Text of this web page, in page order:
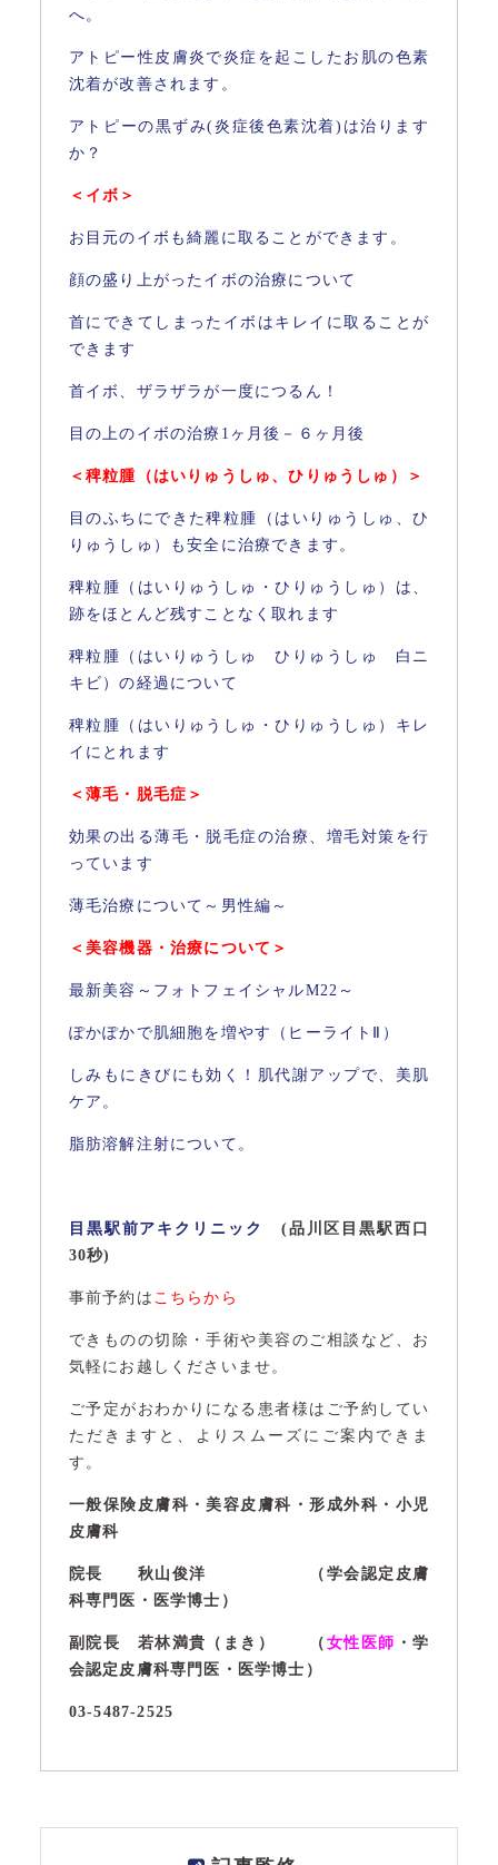
へ。
アトピー性皮膚炎で炎症を起こしたお肌の色素
沈着が改善されます。
アトピーの黒ずみ(炎症後色素沈着)は治ります
か？
＜イボ＞
お目元のイボも綺麗に取ることができます。
顔の盛り上がったイボの治療について
首にできてしまったイボはキレイに取ることが
できます
首イボ、ザラザラが一度につるん！
目の上のイボの治療1ヶ月後－６ヶ月後
＜稗粒腫（はいりゅうしゅ、ひりゅうしゅ）＞
目のふちにできた稗粒腫（はいりゅうしゅ、ひ
りゅうしゅ）も安全に治療できます。
稗粒腫（はいりゅうしゅ・ひりゅうしゅ）は、
跡をほとんど残すことなく取れます
稗粒腫（はいりゅうしゅ ひりゅうしゅ 白ニ
キビ）の経過について
稗粒腫（はいりゅうしゅ・ひりゅうしゅ）キレ
イにとれます
＜薄毛・脱毛症＞
効果の出る薄毛・脱毛症の治療、増毛対策を行
っています
薄毛治療について～男性編～
＜美容機器・治療について＞
最新美容～フォトフェイシャルM22～
ぽかぽかで肌細胞を増やす（ヒーライトⅡ）
しみもにきびにも効く！肌代謝アップで、美肌
ケア。
脂肪溶解注射について。
目黒駅前アキクリニック
(品川区目黒駅西口
30秒)
事前予約は こちらから
できものの切除・手術や美容のご相談など、お
気軽にお越しくださいませ。
ご予定がおわかりになる患者様はご予約してい
ただきますと、よりスムーズにご案内できま
す。
一般保険皮膚科・美容皮膚科・形成外科・小児
皮膚科
院長 秋山俊洋 （学会認定皮膚
科専門医・医学博士）
副院長 若林満貴（まき） （ 女性医師 ・学
会認定皮膚科専門医・医学博士）
03-5487-2525